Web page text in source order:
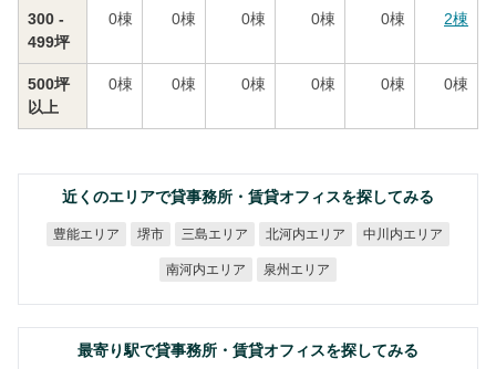
300 -
499坪
0棟 0棟 0棟 0棟 0棟 2棟
500坪
以上
0棟 0棟 0棟 0棟 0棟 0棟
近くのエリアで貸事務所・賃貸オフィスを探してみる
豊能エリア 堺市 三島エリア 北河内エリア 中川内エリア
南河内エリア 泉州エリア
最寄り駅で貸事務所・賃貸オフィスを探してみる